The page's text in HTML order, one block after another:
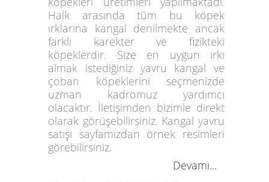
Halk arasında tüm bu köpek
ırklarına kangal denilmekte ancak
farklı karekter ve fizikteki
köpeklerdir. Size en uygun ırkı
almak istediğiniz yavru kangal ve
çoban köpeklerini seçmenizde
uzman kadromuz yardımcı
olacaktır. İletişimden bizimle direkt
olarak görüşebilirsiniz. Kangal yavru
satışı sayfamızdan örnek resimleri
görebilirsiniz.
Devamı...